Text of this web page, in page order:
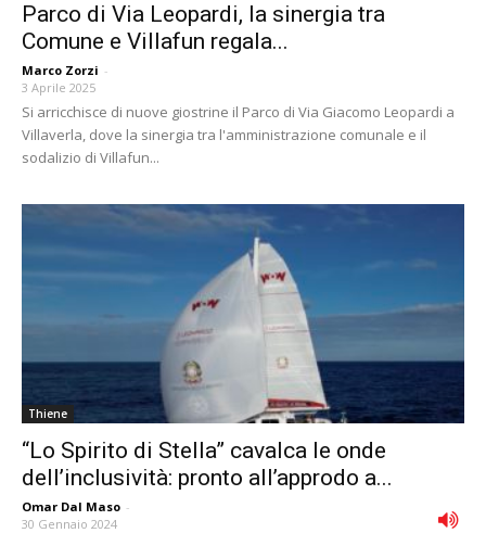
Parco di Via Leopardi, la sinergia tra
Comune e Villafun regala...
Marco Zorzi -
3 Aprile 2025
Si arricchisce di nuove giostrine il Parco di Via Giacomo Leopardi a
Villaverla, dove la sinergia tra l'amministrazione comunale e il
sodalizio di Villafun...
Thiene
“Lo Spirito di Stella” cavalca le onde
dell’inclusività: pronto all’approdo a...
Omar Dal Maso -
30 Gennaio 2024